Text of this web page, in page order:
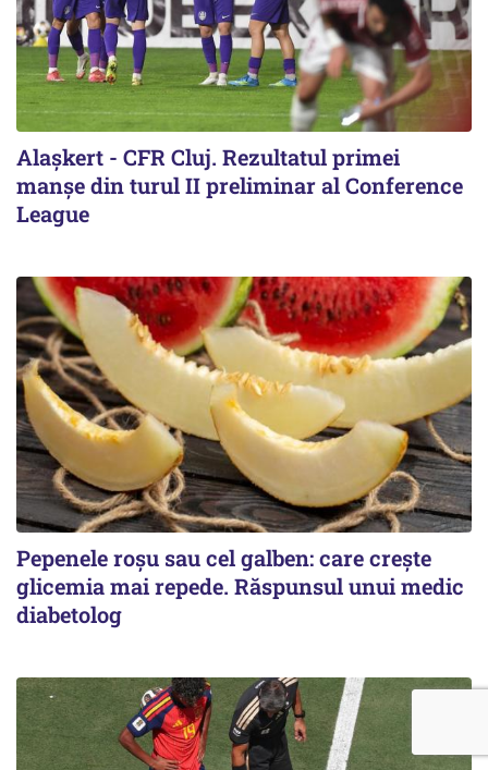
Alaşkert - CFR Cluj. Rezultatul primei
manșe din turul II preliminar al Conference
League
Pepenele roșu sau cel galben: care crește
glicemia mai repede. Răspunsul unui medic
diabetolog